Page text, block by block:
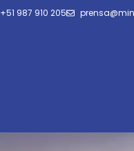
+51 987 910 205